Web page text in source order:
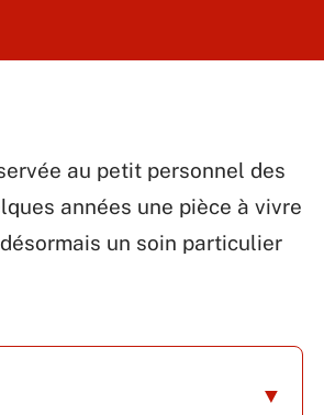
au petit personnel des
années une pièce à vivre
un soin particulier